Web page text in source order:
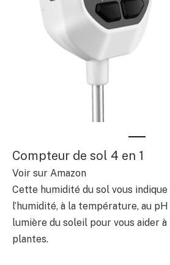
Compteur de sol 4 en 1
Voir sur Amazon
Cette humidité du sol vous
l’humidité, à la température, au
lumière du soleil pour vous aider
plantes.